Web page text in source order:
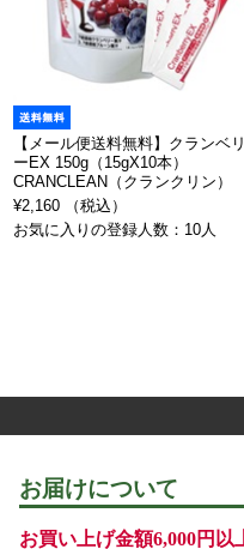
【メール便送料無料】クランベリ
ーEX 150g（15gX10本）
CRANCLEAN（クランクリン）
¥2,160 （税込）
お気に入りの登録人数：10人